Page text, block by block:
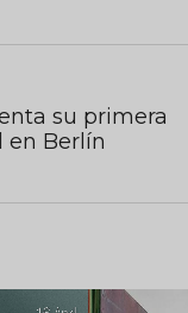
su primera
en Berlín